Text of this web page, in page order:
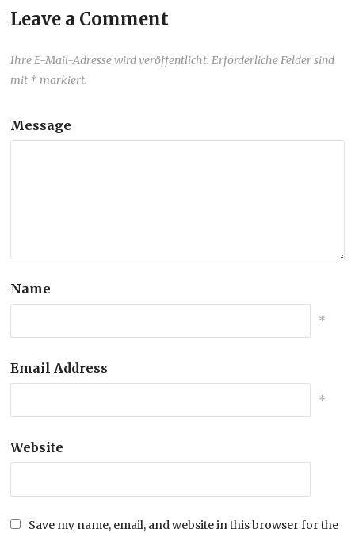
Leave a Comment
Ihre E-Mail-Adresse wird veröffentlicht. Erforderliche Felder sind
mit * markiert.
Message
Name
*
Email Address
*
Website
Save my name, email, and website in this browser for the